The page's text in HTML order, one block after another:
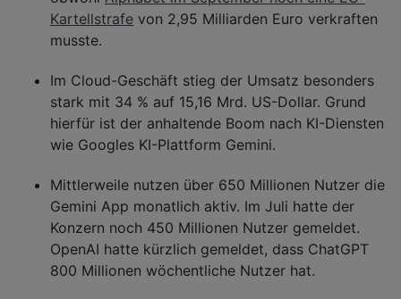
Kartellstrafe von 2,95 Milliarden Euro verkraften
musste.
Im Cloud-Geschäft stieg der Umsatz besonders
stark mit 34 % auf 15,16 Mrd. US-Dollar. Grund
hierfür ist der anhaltende Boom nach KI-Diensten
wie Googles KI-Plattform Gemini.
Mittlerweile nutzen über 650 Millionen Nutzer die
Gemini App monatlich aktiv. Im Juli hatte der
Konzern noch 450 Millionen Nutzer gemeldet.
OpenAI hatte kürzlich gemeldet, dass ChatGPT
800 Millionen wöchentliche Nutzer hat.